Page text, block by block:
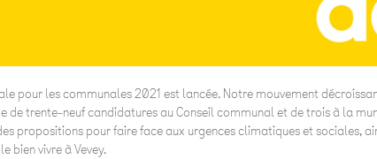
pour les communales 2021 est lancée. Notre mouvement
de trente-neuf candidatures au Conseil communal et de trois à la
propositions pour faire face aux urgences climatiques et sociales,
bien vivre à Vevey.